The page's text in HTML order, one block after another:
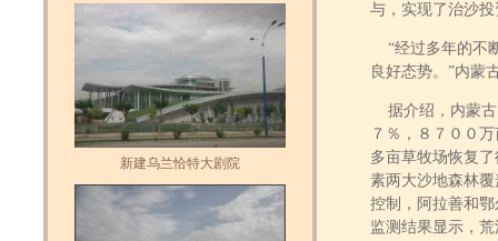
新建乌兰恰特大剧院
与，实现了治沙
“经过多年的不
良好态势。”内蒙
据介绍，内蒙古
７％，８７００
多亩草牧场恢复
素两大沙地森林
控制，阿拉善和
监测结果显示，